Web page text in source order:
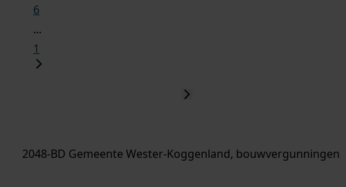
6
...
1
2048-BD Gemeente Wester-Koggenland, bouwvergunningen